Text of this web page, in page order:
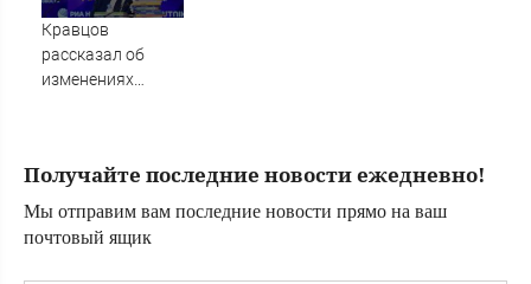
Кравцов
рассказал об
изменениях
Получайте последние новости ежедневно!
Мы отправим вам последние новости прямо на ваш
почтовый ящик